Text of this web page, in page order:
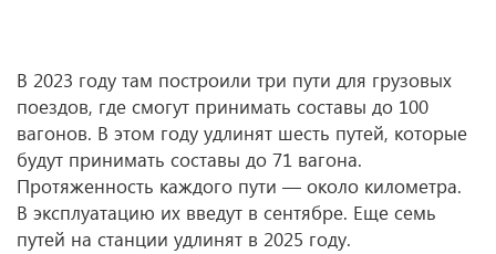
В 2023 году там построили три пути для грузовых
поездов, где смогут принимать составы до 100
вагонов. В этом году удлинят шесть путей, которые
будут принимать составы до 71 вагона.
Протяженность каждого пути — около километра.
В эксплуатацию их введут в сентябре. Еще семь
путей на станции удлинят в 2025 году.